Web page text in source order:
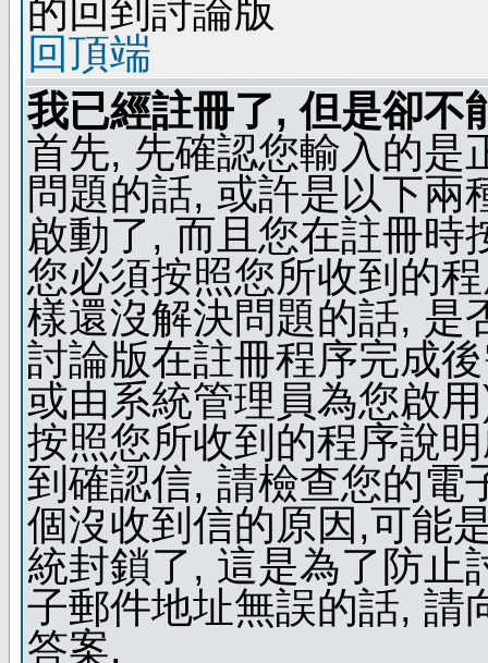
的回到討論版
回頂端
我已經註冊了, 但是卻不
首先, 先確認您輸入的是
問題的話, 或許是以下兩
啟動了, 而且您在註冊時
您必須按照您所收到的
樣還沒解決問題的話, 是
討論版在註冊程序完成
或由系統管理員為您啟
按照您所收到的程序說
到確認信, 請檢查您的電
個沒收到信的原因,可能
統封鎖了, 這是為了防止
子郵件地址無誤的話, 請
答案.